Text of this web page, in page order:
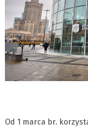
Od 1 marca br.